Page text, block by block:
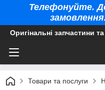
Телефонуйте.
Оригінальні запчастини
Товари та послуги